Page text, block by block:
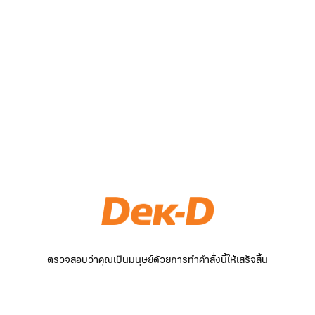
ตรวจสอบว่าคุณเป็นมนุษย์ด้วยการทำคำสั่งนี้ให้เสร็จสิ้น